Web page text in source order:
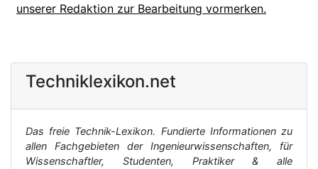
unserer Redaktion zur Bearbeitung vormerken.
Techniklexikon.net
Das freie Technik-Lexikon. Fundierte Informationen zu
allen Fachgebieten der Ingenieurwissenschaften, für
Wissenschaftler, Studenten, Praktiker & alle